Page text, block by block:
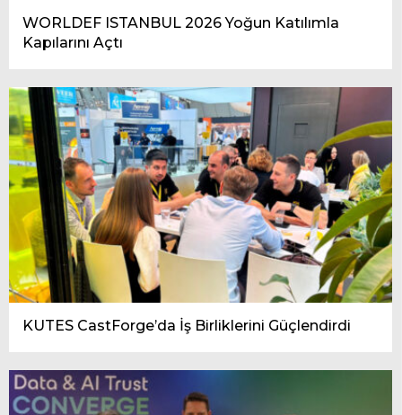
WORLDEF ISTANBUL 2026 Yoğun Katılımla
Kapılarını Açtı
KUTES CastForge’da İş Birliklerini Güçlendirdi